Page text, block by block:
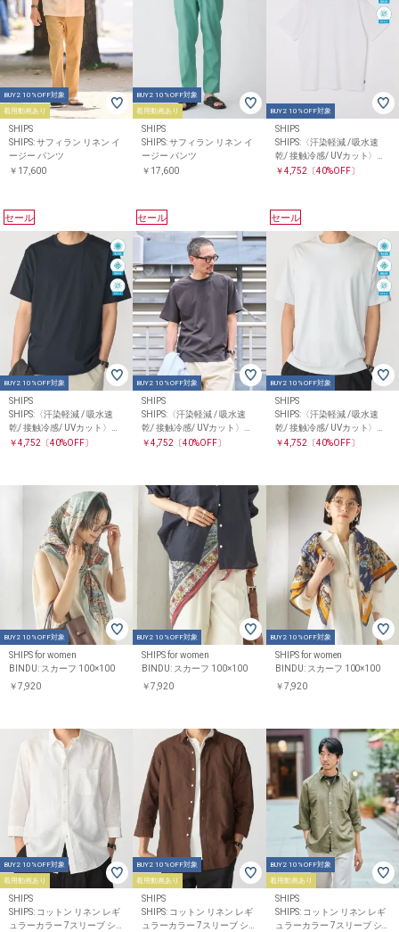
BUY2 10%OFF対象
着用動画あり
SHIPS
SHIPS: サフィラン リネン イ
ージー パンツ
￥17,600
BUY2 10%OFF対象
着用動画あり
SHIPS
SHIPS: サフィラン リネン イ
ージー パンツ
￥17,600
BUY2 10%OFF対象
SHIPS
SHIPS:〈汗染軽減 / 吸水速
乾/ 接触冷感/ UVカット〉ス
テイン コントロール ファン
￥4,752〔40%OFF〕
セール
BUY2 10%OFF対象
SHIPS
SHIPS:〈汗染軽減 / 吸水速
乾/ 接触冷感/ UVカット〉ス
テイン コントロール ファン
￥4,752〔40%OFF〕
セール
BUY2 10%OFF対象
SHIPS
SHIPS:〈汗染軽減 / 吸水速
乾/ 接触冷感/ UVカット〉ス
テイン コントロール ファン
￥4,752 〔40%OFF〕
セール
BUY2 10%OFF対象
SHIPS
SHIPS:〈汗染軽減 / 吸水速
乾/ 接触冷感/ UVカット〉ス
テイン コントロール ファン
￥4,752〔40%OFF〕
BUY2 10%OFF対象
SHIPS for women
BINDU: スカーフ 100×100
￥7,920
BUY2 10%OFF対象
SHIPS for women
BINDU: スカーフ 100×100
￥7,920
BUY2 10%OFF対象
SHIPS for women
BINDU: スカーフ 100×100
￥7,920
BUY2 10%OFF対象
着用動画あり
SHIPS
SHIPS: コットン リネン レギ
ュラーカラー 7スリーブ シ
BUY2 10%OFF対象
着用動画あり
SHIPS
SHIPS: コットン リネン レギ
ュラーカラー 7スリーブ シ
BUY2 10%OFF対象
着用動画あり
SHIPS
SHIPS: コットン リネン レギ
ュラーカラー 7スリーブ シ